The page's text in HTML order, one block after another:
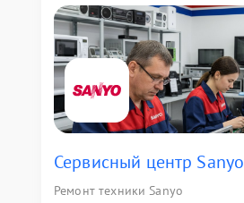
Сервисный центр Sanyo
Ремонт техники Sanyo